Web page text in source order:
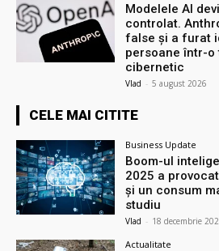
Modelele AI
controlat.
false și a furat
persoane într-o
cibernetic
Vlad - 5 august 2026
CELE MAI CITITE
Business Update
Boom-ul
2025 a
și un consum
studiu
Vlad - 18 decembrie
Actualitate